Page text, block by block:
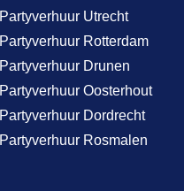
Partyverhuur Utrecht
Partyverhuur Rotterdam
Partyverhuur Drunen
Partyverhuur Oosterhout
Partyverhuur Dordrecht
Partyverhuur Rosmalen